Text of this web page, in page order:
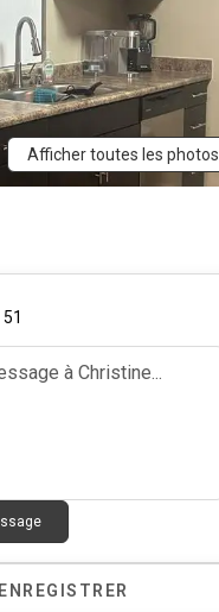
Afficher toutes les photos
51
ENREGISTRER